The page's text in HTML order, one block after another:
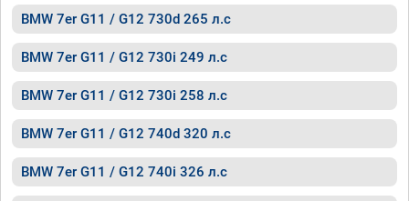
BMW 7er G11 / G12 730d 265 л.с
BMW 7er G11 / G12 730i 249 л.с
BMW 7er G11 / G12 730i 258 л.с
BMW 7er G11 / G12 740d 320 л.с
BMW 7er G11 / G12 740i 326 л.с